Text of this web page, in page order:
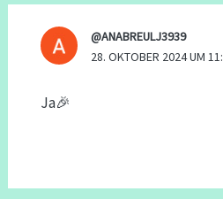
@ANABREULJ3939
28. OKTOBER 2024 UM
Ja🎉